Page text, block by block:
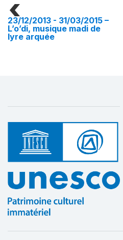
23/12/2013 - 31/03/2015 –
L’o’di, musique madi de
lyre arquée